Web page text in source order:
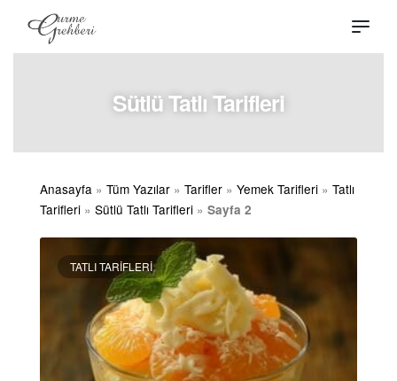
Sütlü Tatlı Tarifleri
Anasayfa » Tüm Yazılar » Tarifler » Yemek Tarifleri » Tatlı
Tarifleri » Sütlü Tatlı Tarifleri » Sayfa 2
TATLI TARIFLERI